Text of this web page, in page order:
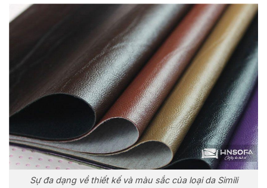
Sự đa dạng về thiết kế và màu sắc của loại da Simili